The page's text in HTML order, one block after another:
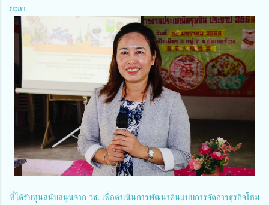
ยะลา
ที่ได้รับทุนสนับสนุนจาก วช. เพื่อดำเนินการพัฒนาต้นแบบการจัดการธุรกิจโฮม